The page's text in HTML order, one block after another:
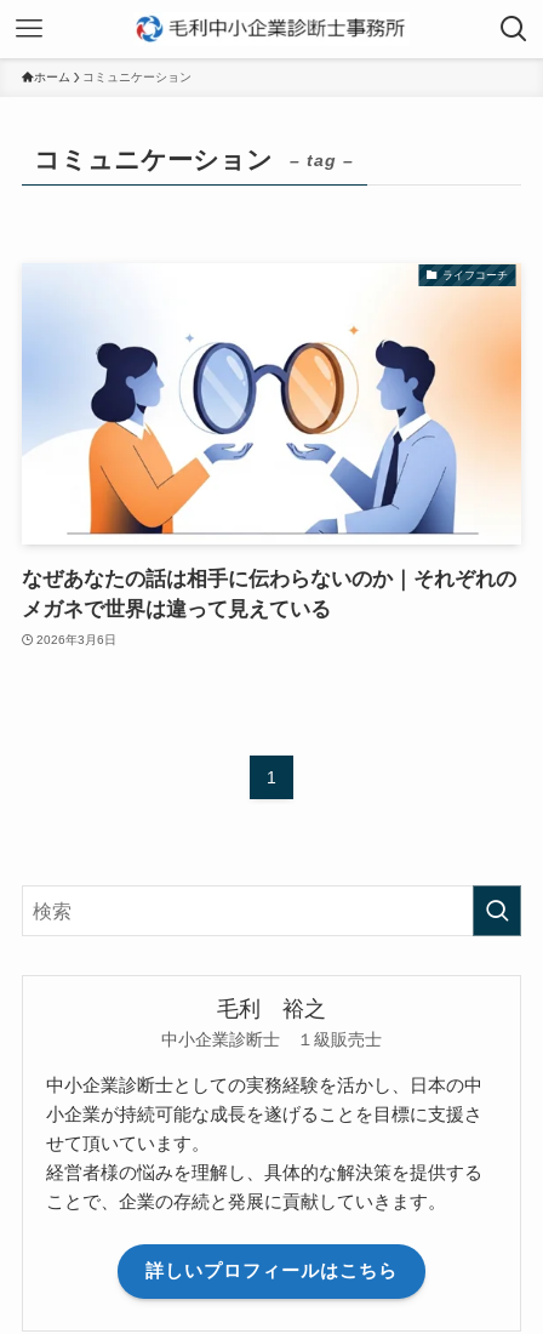
ホーム コミュニケーション
コミュニケーション – tag –
ライフコーチ
なぜあなたの話は相手に伝わらないのか｜それぞれの
メガネで世界は違って見えている
2026年3月6日
1
毛利 裕之
中小企業診断士 １級販売士
中小企業診断士としての実務経験を活かし、日本の中
小企業が持続可能な成長を遂げることを目標に支援さ
せて頂いています。
経営者様の悩みを理解し、具体的な解決策を提供する
ことで、企業の存続と発展に貢献していきます。
詳しいプロフィールはこちら